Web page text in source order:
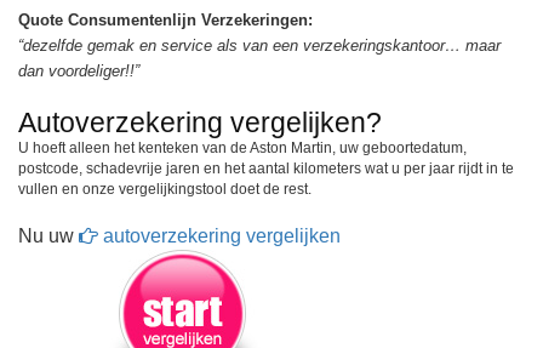
Quote Consumentenlijn Verzekeringen:
“dezelfde gemak en service als van een verzekeringskantoor… maar
dan voordeliger!!”
Autoverzekering vergelijken?
U hoeft alleen het kenteken van de Aston Martin, uw geboortedatum,
postcode, schadevrije jaren en het aantal kilometers wat u per jaar rijdt in te
vullen en onze vergelijkingstool doet de rest.
Nu uw autoverzekering vergelijken